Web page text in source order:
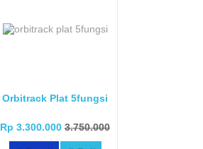
Orbitrack Plat 5fungsi
Rp 3.300.000 3.750.000